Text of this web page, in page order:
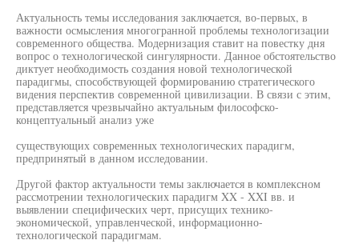
Актуальность темы исследования заключается, во-первых, в
важности осмысления многогранной проблемы технологизации
современного общества. Модернизация ставит на повестку дня
вопрос о технологической сингулярности. Данное обстоятельство
диктует необходимость создания новой технологической
парадигмы, способствующей формированию стратегического
видения перспектив современной цивилизации. В связи с этим,
представляется чрезвычайно актуальным философско-
концептуальный анализ уже
существующих современных технологических парадигм,
предпринятый в данном исследовании.
Другой фактор актуальности темы заключается в комплексном
рассмотрении технологических парадигм XX - XXI вв. и
выявлении специфических черт, присущих технико-
экономической, управленческой, информационно-
технологической парадигмам.